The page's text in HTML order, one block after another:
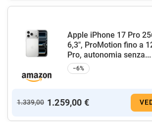
Apple iPhone 17 Pro
6,3", ProMotion fino a
Pro, autonomia senza...
−6%
1.339,00 1.259,00 €